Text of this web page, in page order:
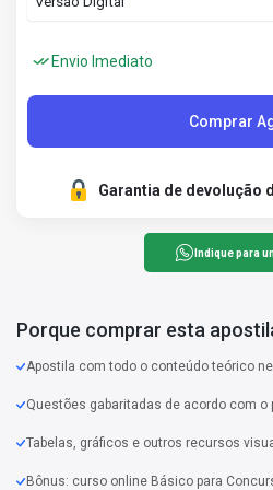
Envio Imediato
Comprar
Garantia de devolução
Indique para
Porque comprar esta
Apostila com todo o conteúdo teórico
Questões gabaritadas de acordo com o
Tabelas, gráficos e outros recursos
Bônus: curso online Básico para